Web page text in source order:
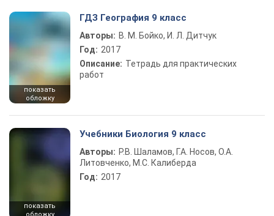
показать
обложку
ГДЗ География 9 класс
Авторы: В. М. Бойко, И. Л. Дитчук
Год: 2017
Описание: Тетрадь для практических
работ
показать
Учебники Биология 9 класс
Авторы: Р.В. Шаламов, Г.А. Носов, О.А.
Литовченко, М.С. Калиберда
Год: 2017